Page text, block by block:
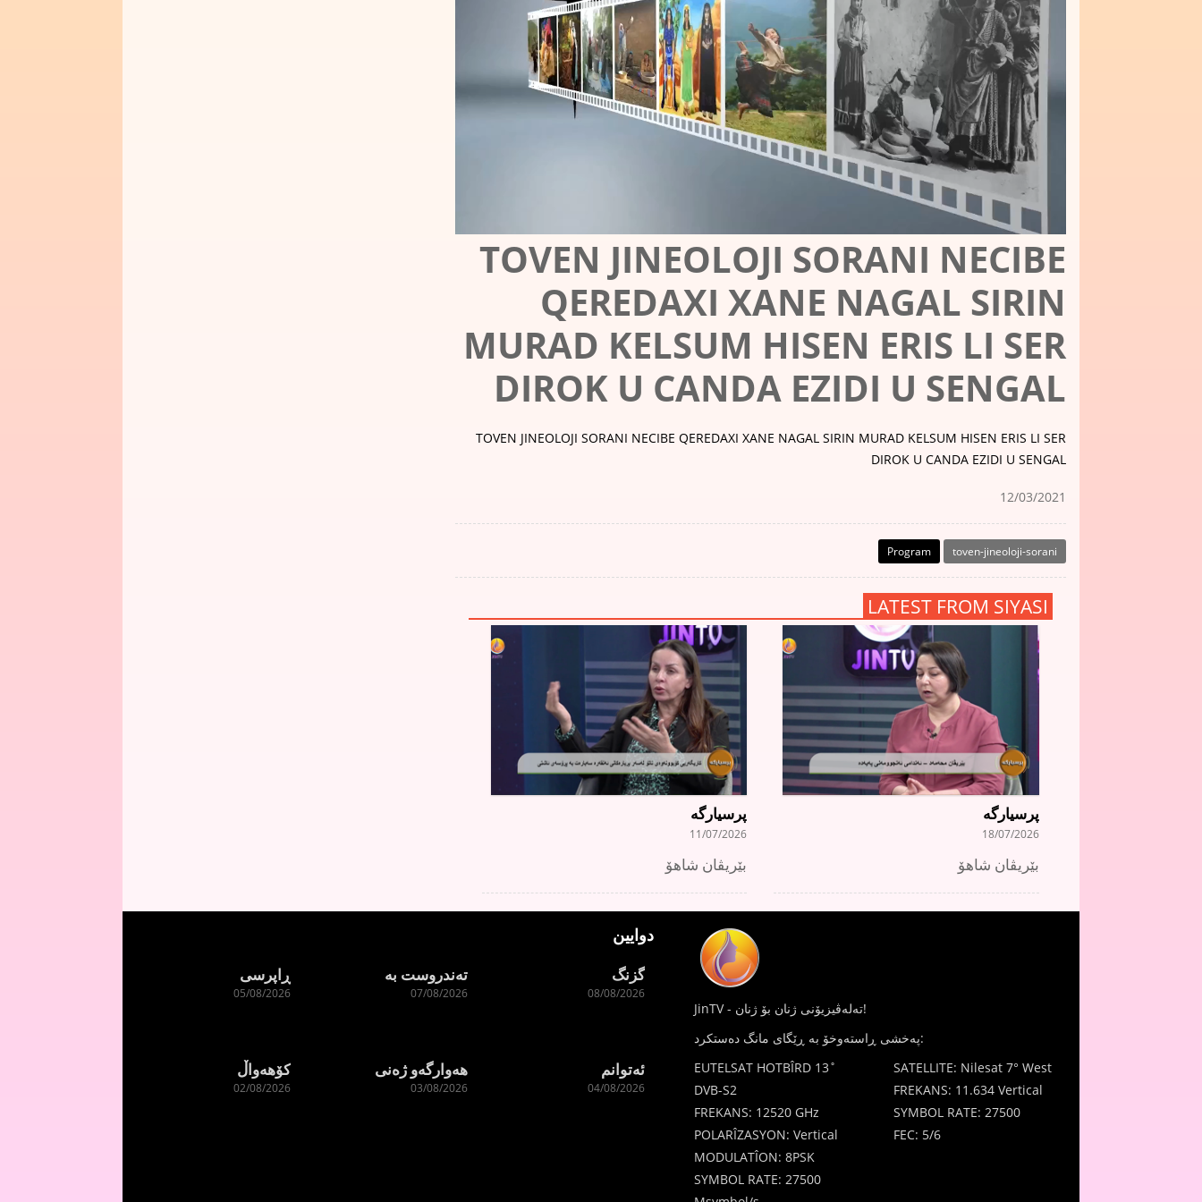
TOVEN JINEOLOJI SORANI NECIBE
QEREDAXI XANE NAGAL SIRIN
MURAD KELSUM HISEN ERIS LI SER
DIROK U CANDA EZIDI U SENGAL
TOVEN JINEOLOJI SORANI NECIBE QEREDAXI XANE NAGAL SIRIN MURAD KELSUM HISEN ERIS LI SER
DIROK U CANDA EZIDI U SENGAL
12/03/2021
Program toven-jineoloji-sorani
LATEST FROM SIYASI
پرسیارگە
18/07/2026
بێریڤان شاهۆ
پرسیارگە
11/07/2026
بێریڤان شاهۆ
JinTV - تەلەڤیزیۆنی ژنان بۆ ژنان!
پەخشی ڕاستەوخۆ بە ڕێگای مانگ دەستکرد:
SATELLITE: Nilesat 7° West
FREKANS: 11.634 Vertical
SYMBOL RATE: 27500
FEC: 5/6
EUTELSAT HOTBÎRD 13˚
DVB-S2
FREKANS: 12520 GHz
POLARÎZASYON: Vertical
MODULATÎON: 8PSK
SYMBOL RATE: 27500
دوایین
گزنگ
08/08/2026
تەندروست بە
07/08/2026
ڕاپرسی
05/08/2026
ئەتوانم
04/08/2026
هەوارگەو ژەنی
03/08/2026
کۆهەواڵ
02/08/2026